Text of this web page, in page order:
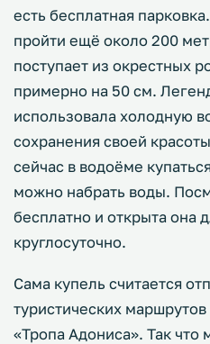
есть бесплатная
пройти ещё около 200
поступает из окрестных
примерно на 50 см.
использовала холодную
сохранения своей
сейчас в водоёме
можно набрать воды.
бесплатно и открыта она
круглосуточно.
Сама купель считается
туристических
«Тропа Адониса». Так что